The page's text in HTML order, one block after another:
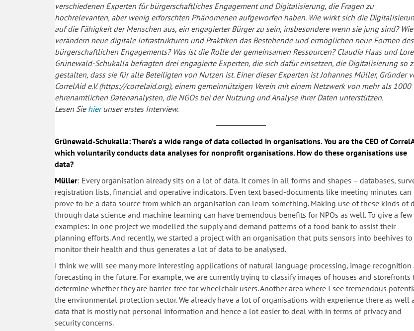
verschiedenen Experten für bürgerschaftliches Engagement und Digitalisierung, die Fragen zu
hochrelevanten, aber wenig erforschten Phänomenen aufgeworfen haben. Wie wirkt sich die
auf die Fähigkeit der Menschen aus, ein engagierter Bürger zu sein, insbesondere wenn sie jung sind? Wie
verändern neue digitale Infrastrukturen und Praktiken das Bestehende und ermöglichen neue Formen des
bürgerschaftlichen Engagements? Was ist die Rolle der gemeinsamen Ressourcen? Claudia Haas und
Grünewald-Schukalla befragten drei engagierte Experten, die sich dafür einsetzen, die Digitalisierung so
gestalten, dass sie für alle Beteiligten von Nutzen ist. Einer dieser Experten ist Johannes Müller, Gründer
CorrelAid e.V. (https://correlaid.org), einem gemeinnützigen Verein mit einem Netzwerk von mehr als 1000
ehrenamtlichen Datenanalysten, die NGOs bei der Nutzung und Analyse ihrer Daten unterstützen.
Lesen Sie hierunser erstes Interview.
Grünewald-Schukalla: There’s a wide range of data collected in organisations. You are the CEO of
which voluntarily conducts data analyses for nonprofit organisations. How do these organisations use
data?
Müller: Every organisation already sits on a lot of data. It comes in all forms and shapes – databases,
registration lists, financial and operative indicators. Even text based-documents like meeting minutes can
prove to be a data source from which an organisation can learn something. Making use of these kinds of
through data science and machine learning can have tremendous benefits for NPOs as well. To give a few
examples: in one project we modelled the supply and demand patterns of a food bank to assist their
planning efforts. And recently, we started a project with an organisation that puts sensors into beehives to
monitor their health and thus generates a lot of data to be analysed.
I think we will see many more interesting applications of natural language processing, image recognition
forecasting in the future. For example, we are currently trying to classify images of houses and storefronts
determine whether they are barrier-free for wheelchair users. Another area where I see tremendous
the environmental protection sector. We already have a lot of organisations with experience there as well
data that is mostly not personal information and hence a lot easier to deal with in terms of privacy and
security concerns.